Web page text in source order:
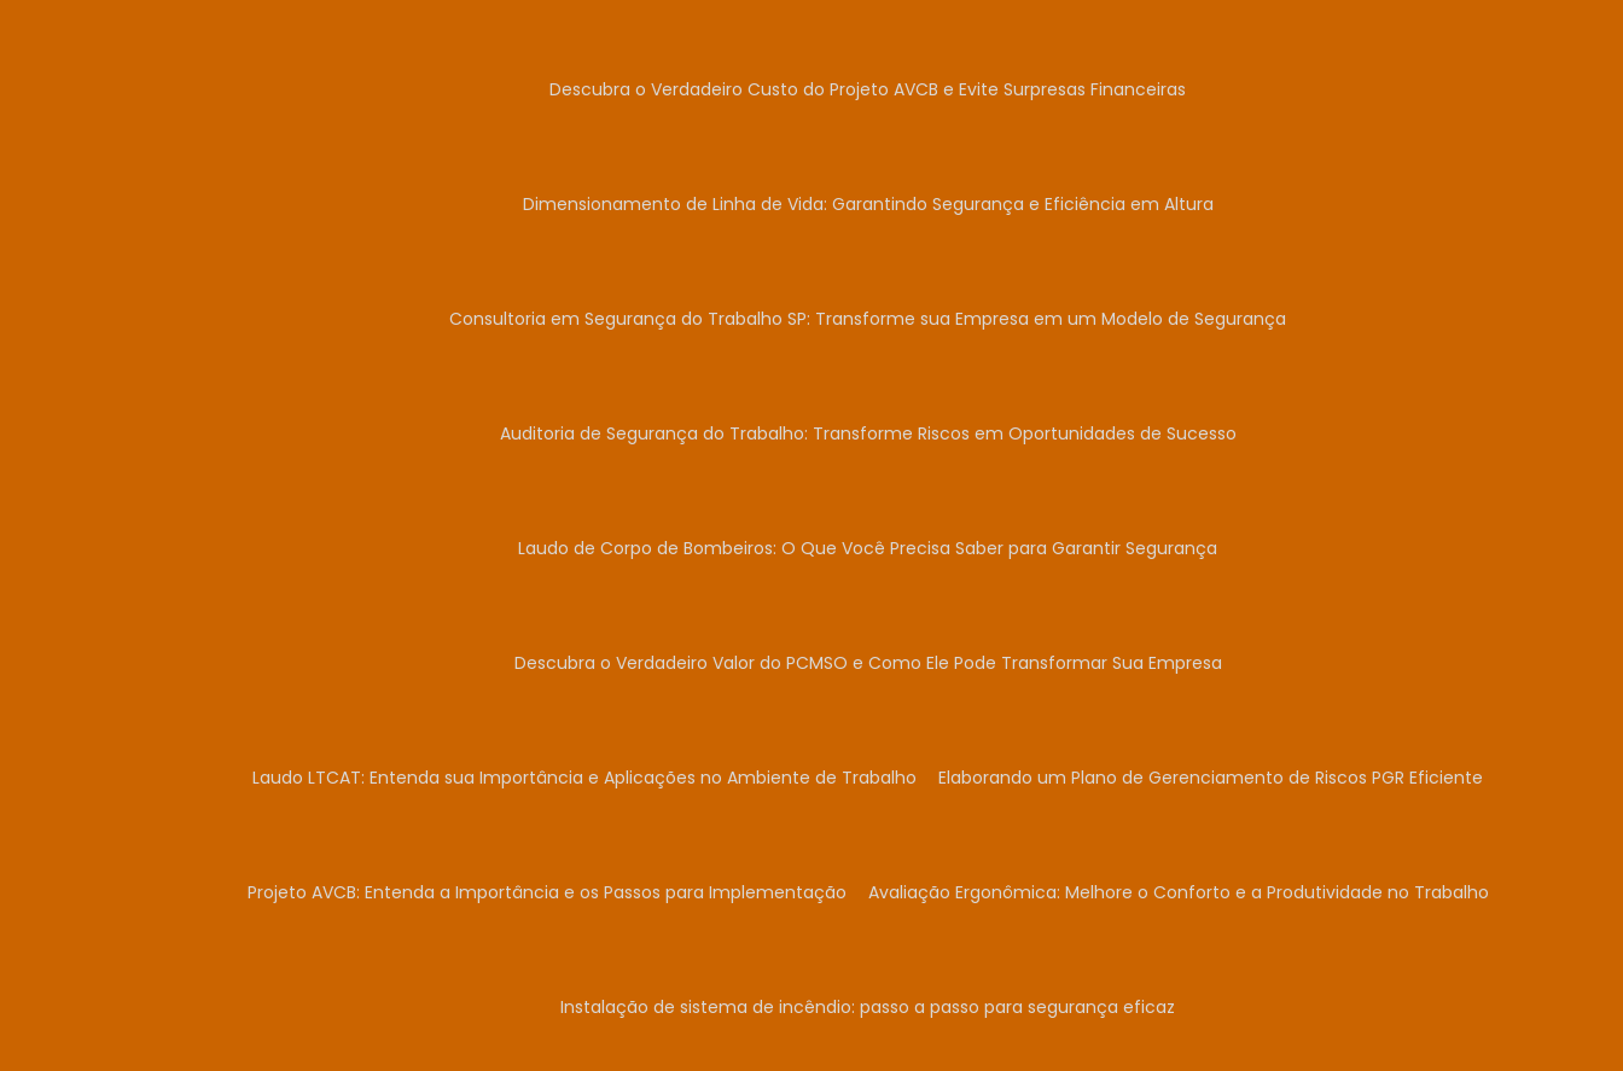
Descubra o Verdadeiro Custo do Projeto AVCB e Evite Surpresas Financeiras
Dimensionamento de Linha de Vida: Garantindo Segurança e Eficiência em Altura
Consultoria em Segurança do Trabalho SP: Transforme sua Empresa em um Modelo de Segurança
Auditoria de Segurança do Trabalho: Transforme Riscos em Oportunidades de Sucesso
Laudo de Corpo de Bombeiros: O Que Você Precisa Saber para Garantir Segurança
Descubra o Verdadeiro Valor do PCMSO e Como Ele Pode Transformar Sua Empresa
Laudo LTCAT: Entenda sua Importância e Aplicações no Ambiente de Trabalho Elaborando um Plano de Gerenciamento de Riscos PGR Eficiente
Projeto AVCB: Entenda a Importância e os Passos para Implementação Avaliação Ergonômica: Melhore o Conforto e a Produtividade no Trabalho
Instalação de sistema de incêndio: passo a passo para segurança eficaz